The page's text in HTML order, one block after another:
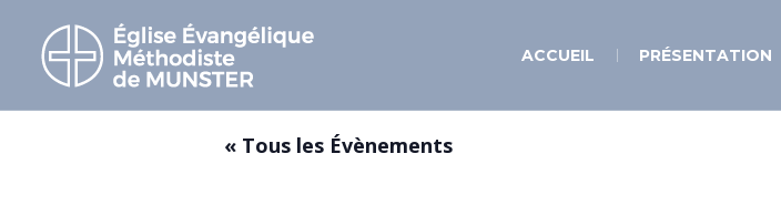
ACCUEIL PRÉSENTATION
« Tous les Évènements